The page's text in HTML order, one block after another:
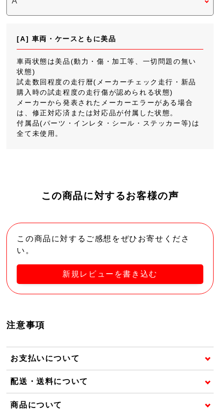
[A] 車両・ケースともに美品
車両状態は美品(動力・傷・加工等、一切問題の無い
状態)
試走数回程度の走行暦(メーカーチェック走行・新品
購入時の試走程度の走行傷が認められる状態)
メーカーから発表されたメーカーエラーがある場合
は、修正対応済または対応品が付属した状態。
付属品(パーツ・インレタ・シール・ステッカー等)は
全て未使用。
この商品に対するお客様の声
この商品に対するご感想をぜひお寄せくださ
い。
新規レビューを書き込む
注意事項
お支払いについて
配送・送料について
商品について